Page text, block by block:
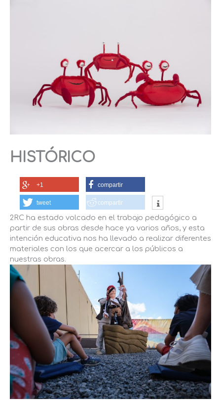
HISTÓRICO
+1 compartir
tweet compartir
2RC ha estado volcado en el trabajo pedagógico a
partir de sus obras desde hace ya varios años, y esta
intención educativa nos ha llevado a realizar diferentes
materiales con los que acercar a los públicos a
nuestras obras.